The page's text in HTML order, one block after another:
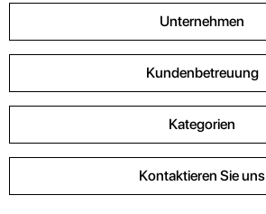
Unternehmen
Kundenbetreuung
Kategorien
Kontaktieren Sie uns